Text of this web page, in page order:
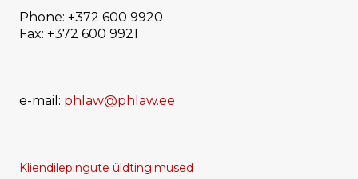
Phone: +372 600 9920
Fax: +372 600 9921
e-mail: phlaw@phlaw.ee
Kliendilepingute üldtingimused